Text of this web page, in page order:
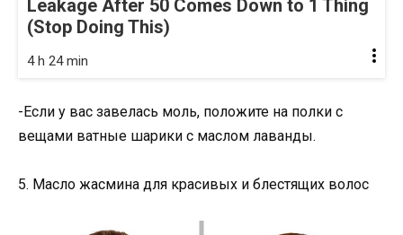
Leakage After 50 Comes Down to 1 Thing
(Stop Doing This)
4 h 24 min
-Если у вас завелась моль, положите на полки с
вещами ватные шарики с маслом лаванды.
5. Масло жасмина для красивых и блестящих волос